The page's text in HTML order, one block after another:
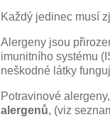
Každý jedinec musí
Alergeny jsou
imunitního systému
neškodné látky
Potravinové
alergenů, (viz